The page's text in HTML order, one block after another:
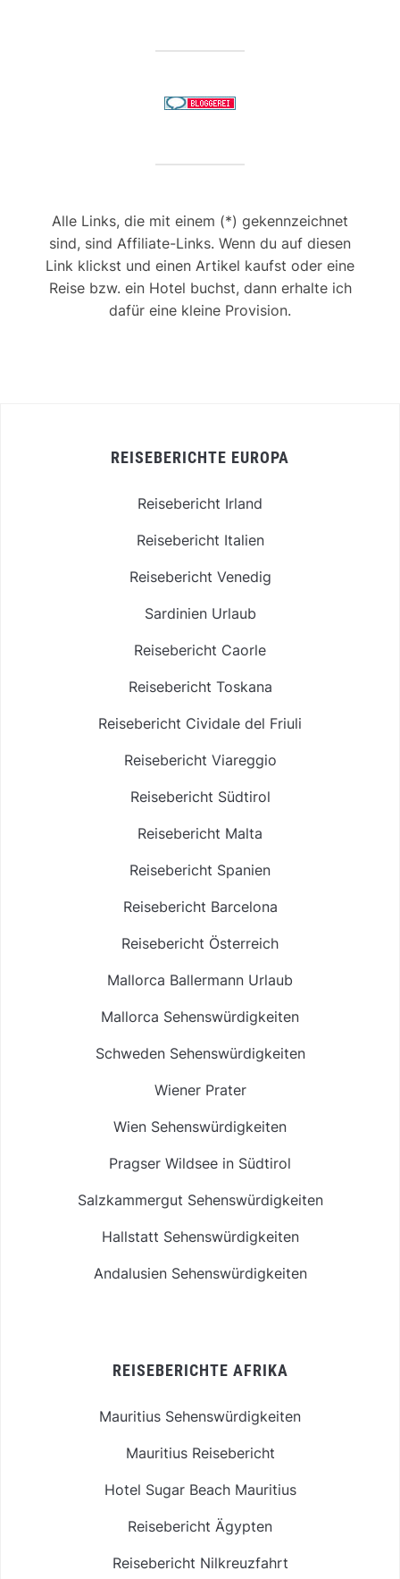
Alle Links, die mit einem (*) gekennzeichnet
sind, sind Affiliate-Links. Wenn du auf diesen
Link klickst und einen Artikel kaufst oder eine
Reise bzw. ein Hotel buchst, dann erhalte ich
dafür eine kleine Provision.
REISEBERICHTE EUROPA
Reisebericht Irland
Reisebericht Italien
Reisebericht Venedig
Sardinien Urlaub
Reisebericht Caorle
Reisebericht Toskana
Reisebericht Cividale del Friuli
Reisebericht Viareggio
Reisebericht Südtirol
Reisebericht Malta
Reisebericht Spanien
Reisebericht Barcelona
Reisebericht Österreich
Mallorca Ballermann Urlaub
Mallorca Sehenswürdigkeiten
Schweden Sehenswürdigkeiten
Wiener Prater
Wien Sehenswürdigkeiten
Pragser Wildsee in Südtirol
Salzkammergut Sehenswürdigkeiten
Hallstatt Sehenswürdigkeiten
Andalusien Sehenswürdigkeiten
REISEBERICHTE AFRIKA
Mauritius Sehenswürdigkeiten
Mauritius Reisebericht
Hotel Sugar Beach Mauritius
Reisebericht Ägypten
Reisebericht Nilkreuzfahrt